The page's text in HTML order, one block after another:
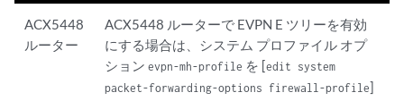
ACX5448
ルーター
ACX5448 ルーターで EVPN E ツリーを有効
にする場合は、システム プロファイル オプ
ションevpn-mh-profile を [edit system
packet-forwarding-options firewall-profile]